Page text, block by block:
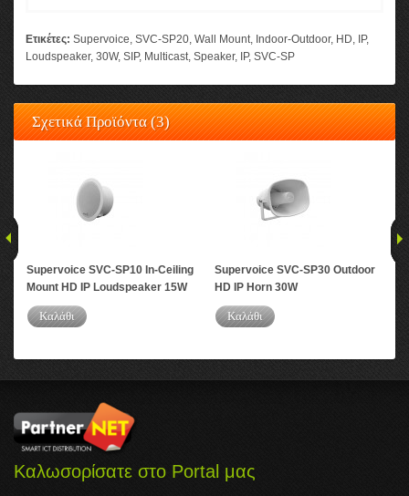
Ετικέτες: Supervoice, SVC-SP20, Wall Mount, Indoor-Outdoor, HD, IP,
Loudspeaker, 30W, SIP, Multicast, Speaker, IP, SVC-SP
Σχετικά Προϊόντα (3)
Supervoice SVC-SP10 In-Ceiling
Mount HD IP Loudspeaker 15W
Καλάθι
Supervoice SVC-SP30 Outdoor
HD IP Horn 30W
Καλάθι
Καλωσορίσατε στο Portal μας